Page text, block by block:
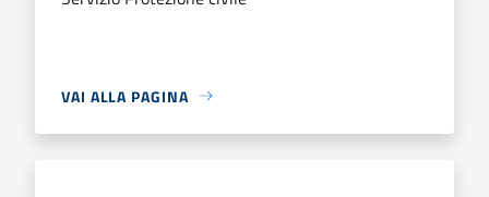
VAI ALLA PAGINA